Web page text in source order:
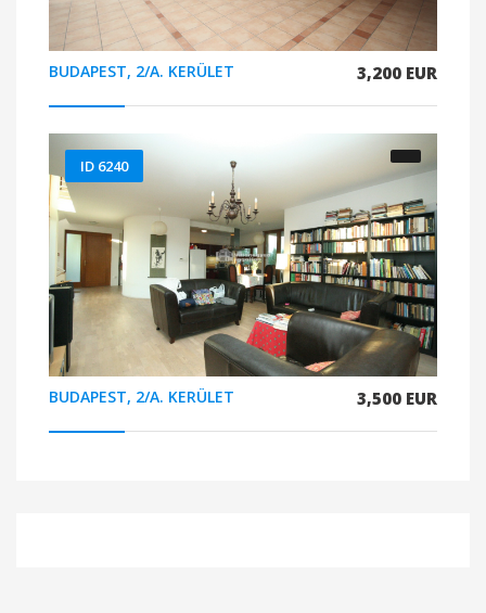
BUDAPEST, 2/A. KERÜLET 3,200 EUR
BUDAPEST, 2/A. KERÜLET 3,500 EUR
ID 6240